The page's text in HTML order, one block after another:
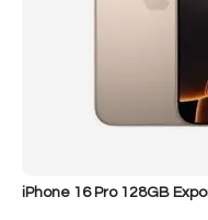
iPhone 16 Pro 128GB